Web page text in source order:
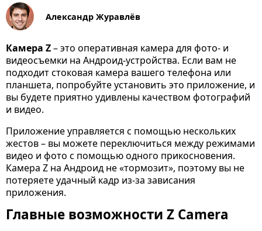
Александр Журавлёв
Камера Z– это оперативная камера для фото- и
видеосъемки на Андроид-устройства. Если вам не
подходит стоковая камера вашего телефона или
планшета, попробуйте установить это приложение, и
вы будете приятно удивлены качеством фотографий
и видео.
Приложение управляется с помощью нескольких
жестов – вы можете переключиться между режимами
видео и фото с помощью одного прикосновения.
Камера Z на Андроид не «тормозит», поэтому вы не
потеряете удачный кадр из-за зависания
приложения.
Главные возможности Z Camera